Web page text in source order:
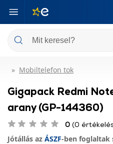
Mobiltelefon tok
Gigapack Redmi
arany (GP-144360)
0 (0
Jótállás az ÁSZF-ben foglaltak